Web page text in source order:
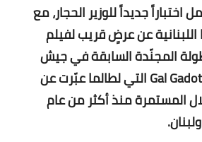
اختباراً جديداً للوزير الحجار، مع
اللبنانية عن عرضٍ قريب لفيلم
المجنّدة السابقة في جيش
الاحتلال غال غادوت Gal Gadot التي لطالما عبّرت عن
المستمرة منذ أكثر من عام